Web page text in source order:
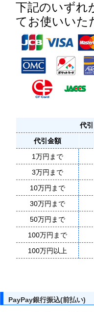
下記のいずれ
てお使いいた
代
代引金額
1万円まで
3万円まで
10万円まで
30万円まで
50万円まで
100万円まで
100万円以上
PayPay銀行振込(前払い)